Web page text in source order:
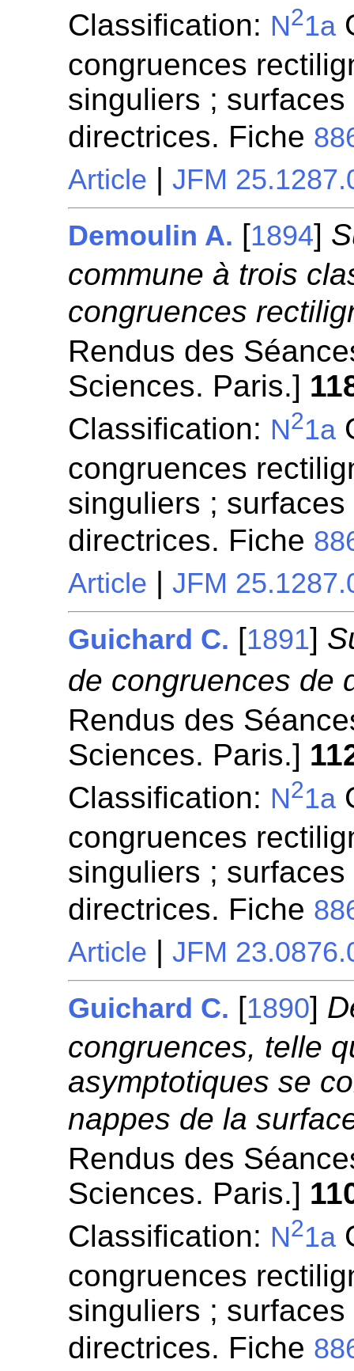
Classification: N21a
congruences
singuliers ;
directrices. Fiche
Article |JFM
Demoulin A. [1894]
commune à trois
congruences
Rendus des
Sciences. Paris.]
Classification: N21a
congruences
singuliers ;
directrices. Fiche
Article |JFM
Guichard C. [1891]
de congruences de
Rendus des
Sciences. Paris.]
Classification: N21a
congruences
singuliers ;
directrices. Fiche
Article |JFM
Guichard C. [1890]
congruences, telle
asymptotiques se
nappes de la
Rendus des
Sciences. Paris.]
Classification: N21a
congruences
singuliers ;
directrices. Fiche